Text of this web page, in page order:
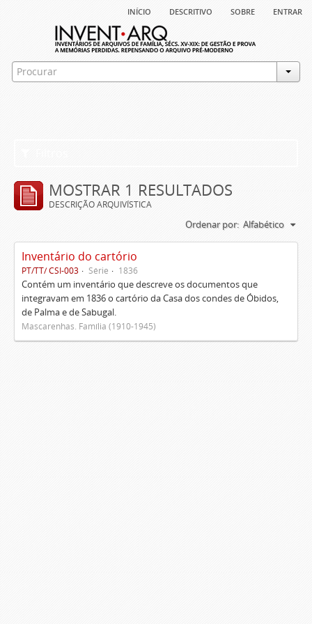
início descritivo sobre entrar
MOSTRAR 1 RESULTADOS
DESCRIÇÃO ARQUIVÍSTICA
Ordenar por: Alfabético
Inventário do cartório
PT/TT/ CSI-003 Série 1836
Contém um inventário que descreve os documentos que
integravam em 1836 o cartório da Casa dos condes de Óbidos,
de Palma e de Sabugal.
Mascarenhas. Família (1910-1945)